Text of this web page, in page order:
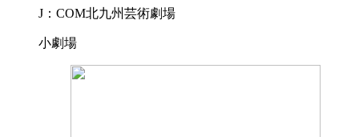
J：COM北九州芸術劇場
小劇場